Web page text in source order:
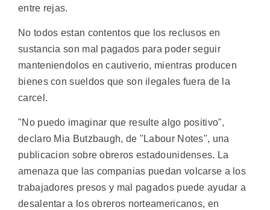
entre rejas.
No todos estan contentos que los reclusos en
sustancia son mal pagados para poder seguir
manteniendolos en cautiverio, mientras producen
bienes con sueldos que son ilegales fuera de la
carcel.
"No puedo imaginar que resulte algo positivo",
declaro Mia Butzbaugh, de "Labour Notes", una
publicacion sobre obreros estadounidenses. La
amenaza que las companias puedan volcarse a los
trabajadores presos y mal pagados puede ayudar a
desalentar a los obreros norteamericanos, en